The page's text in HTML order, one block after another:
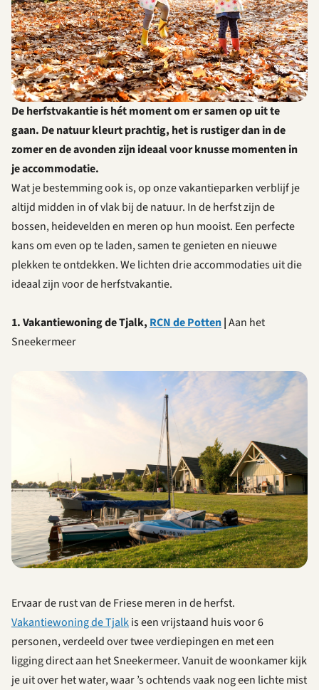
De herfstvakantie is hét moment om er samen op uit te
gaan. De natuur kleurt prachtig, het is rustiger dan in de
zomer en de avonden zijn ideaal voor knusse momenten in
je accommodatie.
Wat je bestemming ook is, op onze vakantieparken verblijf je
altijd midden in of vlak bij de natuur. In de herfst zijn de
bossen, heidevelden en meren op hun mooist. Een perfecte
kans om even op te laden, samen te genieten en nieuwe
plekken te ontdekken. We lichten drie accommodaties uit die
ideaal zijn voor de herfstvakantie.
1. Vakantiewoning de Tjalk, RCN de Potten|Aan het
Sneekermeer
Ervaar de rust van de Friese meren in de herfst.
Vakantiewoning de Tjalkis een vrijstaand huis voor 6
personen, verdeeld over twee verdiepingen en met een
ligging direct aan het Sneekermeer. Vanuit de woonkamer kijk
je uit over het water, waar ’s ochtends vaak nog een lichte mist